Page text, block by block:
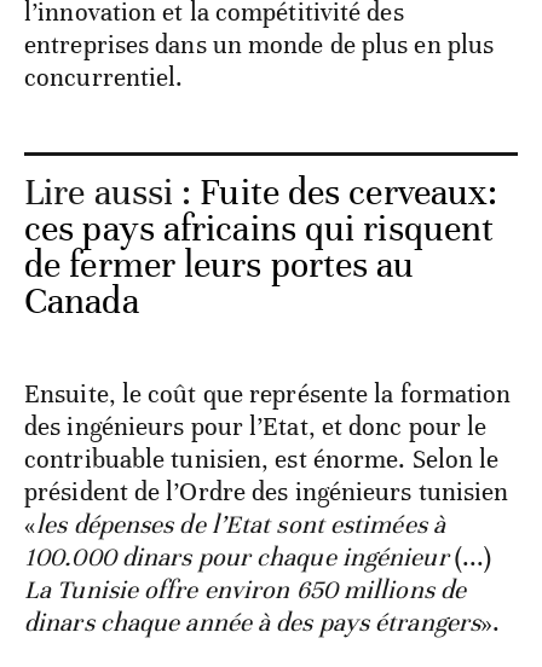
l’innovation et la compétitivité des
entreprises dans un monde de plus en plus
concurrentiel.
Lire aussi : Fuite des cerveaux:
ces pays africains qui risquent
de fermer leurs portes au
Canada
Ensuite, le coût que représente la formation
des ingénieurs pour l’Etat, et donc pour le
contribuable tunisien, est énorme. Selon le
président de l’Ordre des ingénieurs tunisien
«les dépenses de l’Etat sont estimées à
100.000 dinars pour chaque ingénieur(...)
La Tunisie offre environ 650 millions de
dinars chaque année à des pays étrangers».